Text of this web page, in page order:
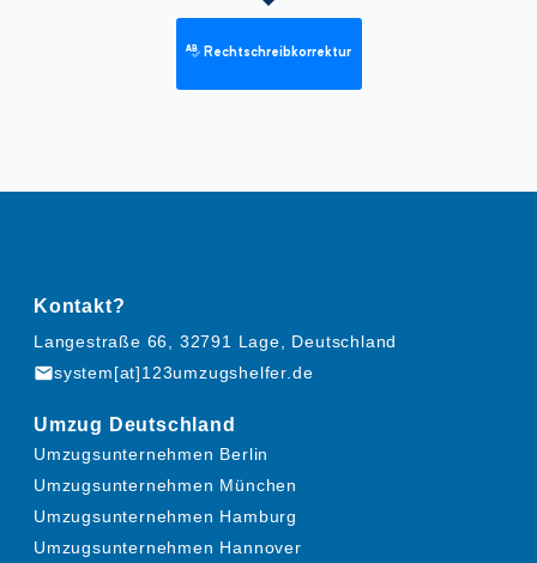
Rechtschreibkorrektur
Kontakt?
Langestraße 66, 32791 Lage, Deutschland
mailsystem[at]123umzugshelfer.de
Umzug Deutschland
Umzugsunternehmen Berlin
Umzugsunternehmen München
Umzugsunternehmen Hamburg
Umzugsunternehmen Hannover